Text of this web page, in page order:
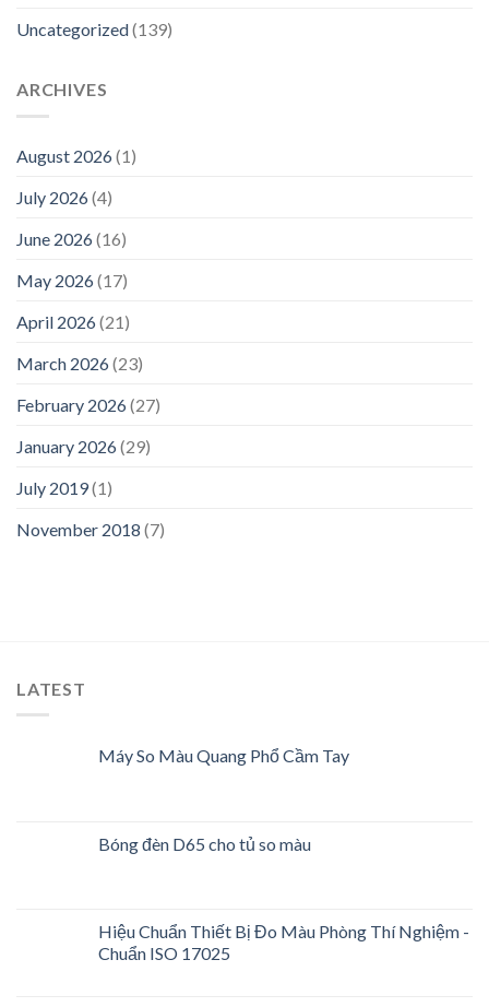
Uncategorized(139)
ARCHIVES
August 2026(1)
July 2026(4)
June 2026(16)
May 2026(17)
April 2026(21)
March 2026(23)
February 2026(27)
January 2026(29)
July 2019(1)
November 2018 (7)
LATEST
Máy So Màu Quang Phổ Cầm Tay
Bóng đèn D65 cho tủ so màu
Hiệu Chuẩn Thiết Bị Đo Màu Phòng Thí Nghiệm -
Chuẩn ISO 17025